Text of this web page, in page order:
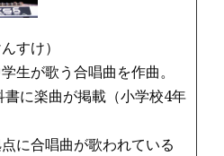
すけ）
生が歌う合唱曲を作曲。
に楽曲が掲載（小学校4年
に合唱曲が歌われている